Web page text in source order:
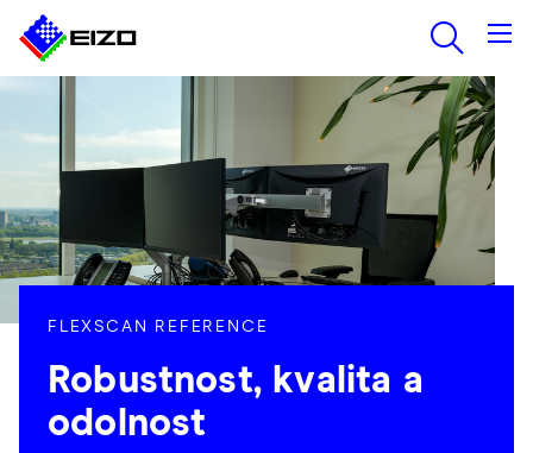
FLEXSCAN REFERENCE
Robustnost, kvalita a
odolnost